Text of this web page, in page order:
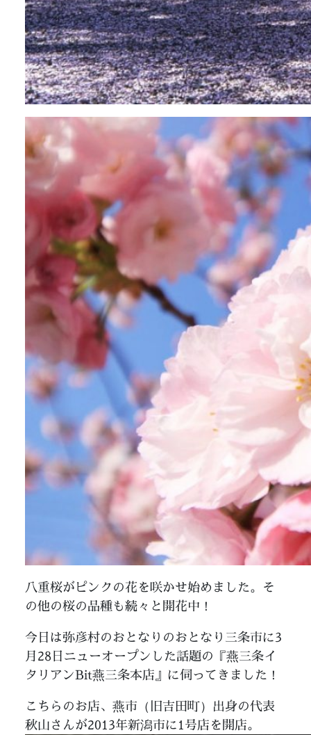
八重桜がピンクの花を咲かせ始めました。そ
の他の桜の品種も続々と開花中！
今日は弥彦村のおとなりのおとなり三条市に3
月28日ニューオープンした話題の『燕三条イ
タリアンBit燕三条本店』に伺ってきました！
こちらのお店、燕市（旧吉田町）出身の代表
秋山さんが2013年新潟市に1号店を開店。